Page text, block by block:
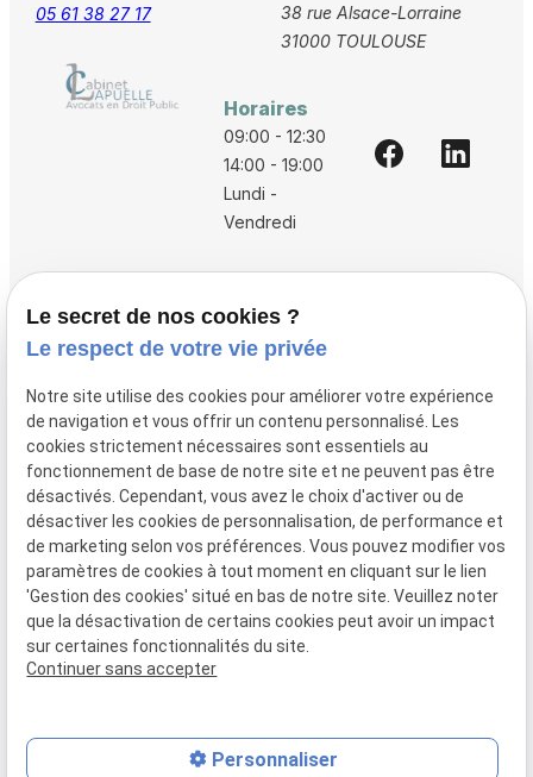
05 61 38 27 17
38 rue Alsace-Lorraine
31000 TOULOUSE
Horaires
09:00 - 12:30
14:00 - 19:00
Lundi -
Vendredi
Vos avocats
Boutique
Domaines de compétences
Actualités
Contact
Mentions
légales
Politique de
confidentialité
Gestion
Plan du
site
Siret :80946148600015
Le secret de nos cookies ?
Le respect de votre vie privée
Notre site utilise des cookies pour améliorer votre expérience
de navigation et vous offrir un contenu personnalisé. Les
cookies strictement nécessaires sont essentiels au
fonctionnement de base de notre site et ne peuvent pas être
désactivés. Cependant, vous avez le choix d'activer ou de
désactiver les cookies de personnalisation, de performance et
de marketing selon vos préférences. Vous pouvez modifier vos
paramètres de cookies à tout moment en cliquant sur le lien
'Gestion des cookies' situé en bas de notre site. Veuillez noter
que la désactivation de certains cookies peut avoir un impact
sur certaines fonctionnalités du site.
Continuer sans accepter
Personnaliser